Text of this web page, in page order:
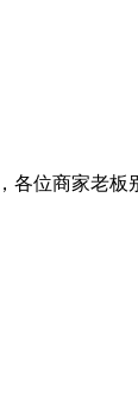
位商家老板